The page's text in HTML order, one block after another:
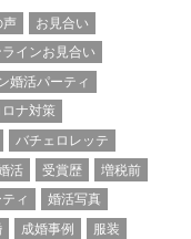
声
お見合い
ラインお見合い
婚活パーティ
ロナ対策
バチェロレッテ
活 受賞歴
増税前
ィ
婚活写真
成婚事例
服装